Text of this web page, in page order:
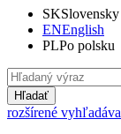
SKSlovensky
ENEnglish
PLPo polsku
Hľadať
rozšírené